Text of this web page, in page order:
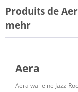
Produits de
mehr
Aera
Aera war eine Jazz-